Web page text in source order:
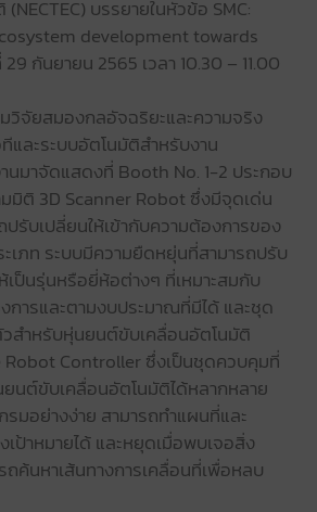
บรรยายในหัวข้อ SMC:
development towards
กันยายน 2565 เวลา 10.30 – 11.00
วิจัยสมองกลอัจฉริยะและความจริง
และระบบอัตโนมัติสำหรับงาน
นมาจัดแสดงที่ Booth No. 1-2 ประกอบ
ติ 3D Scanner Robot ซึ่งมีจุดเด่น
รับเปลี่ยนให้เข้ากับความต้องการของ
เภท ระบบมีความยืดหยุ่นที่สามารถปรับ
เป็นรุ่นหรือยี่ห้อต่างๆ ที่เหมาะสมกับ
การและตามงบประมาณที่มีได้ และชุด
สำหรับหุ่นยนต์ขับเคลื่อนอัตโนมัติ
Controller ซึ่งเป็นชุดควบคุมที่
ยนต์ขับเคลื่อนอัตโนมัติได้หลากหลาย
มอย่างง่าย สามารถทำแผนที่และ
ป้าหมายได้ และหยุดเมื่อพบเจอสิ่ง
ถค้นหาเส้นทางการเคลื่อนที่เพื่อหลบ